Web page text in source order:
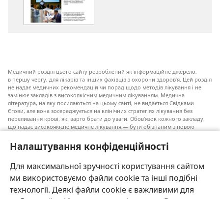
Налаштування конфіденційності
Для максимальної зручності користування сайтом
ми використовуємо файли cookie та інші подібні
технології. Деякі файли cookie є важливими для
Єгови
Медичний розділ цього сайту розроблений як інформаційне джерело,
в першу чергу, для лікарів та інших фахівців з охорони здоров’я. Цей розділ
не надає медичних рекомендацій чи порад щодо методів лікування і не
замінює закладів з високоякісним медичним лікуванням. Медична
література, на яку посилаються на цьому сайті, не видається Свідками
Єгови, але вона зосереджується на клінічних стратегіях лікування без
переливання крові, які варто брати до уваги. Обов’язок кожного закладу,
що надає високоякісне медичне лікування,— бути обізнаним з новою
пацієнту приймати власні рішення згідно з його медичним станом,
побажаннями, цінностями та віруваннями. Не всі медичні стратегії, згадані
До пацієнтів: завжди шукайте порад вашого лікаря або іншого фахівця
з охорони здоров’я щодо медичних станів та лікування. Проконсультуйтеся
з лікарем, якщо відчуваєте, що ви хворі.